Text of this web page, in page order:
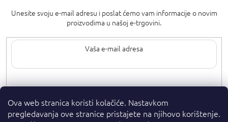
Ova web stranica koristi kolačiće. Nastavkom
pregledavanja ove stranice pristajete na njihovo korištenje.
Unesite svoju e-mail adresu i poslat ćemo vam informacije o novim
proizvodima u našoj e-trgovini.
Upisom svoje e-pošte pristajete nauvjete privatnosti.